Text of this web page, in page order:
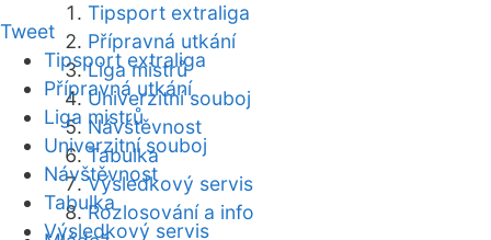
Tipsport extraliga
Přípravná utkání
Liga mistrů
Univerzitní souboj
Návštěvnost
Tabulka
Výsledkový servis
Rozlosování a info
Tweet
Tipsport extraliga
Přípravná utkání
Liga mistrů
Univerzitní souboj
Návštěvnost
Tabulka
Výsledkový servis